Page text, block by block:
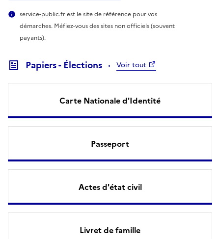
service-public.fr est le site de référence pour vos
démarches. Méfiez-vous des sites non officiels (souvent
payants).
Papiers - Élections Voir tout
Carte Nationale d'Identité
Passeport
Actes d'état civil
Livret de famille